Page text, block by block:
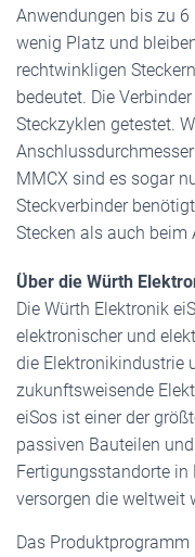
Anwendungen bis zu 6
wenig Platz und
rechtwinkligen
bedeutet. Die
Steckzyklen getestet.
MMCX sind es sogar
Steckverbinder
Stecken als auch beim
Über die Würth
Die Würth Elektronik
elektronischer und
die Elektronikindustrie
zukunftsweisende
eiSos ist einer der
passiven Bauteilen
Fertigungsstandorte in
versorgen die weltweit
Das